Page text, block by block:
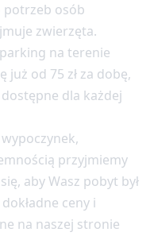
potrzeb osób
zwierzęta.
na terenie
już od 75 zł za dobę,
dla każdej
przyjmiemy
aby Wasz pobyt był
ceny i
na naszej stronie